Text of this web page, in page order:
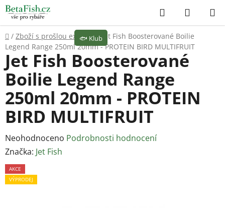
Přejít
na
obsah
Hledat
KOŠÍK
Domů
/ Zboží s prošlou expirací /
Jet Fish Boosterované Boilie
Legend Range 250ml 20mm - PROTEIN BIRD MULTIFRUIT
Jet Fish Boosterované
Boilie Legend Range
250ml 20mm - PROTEIN
BIRD MULTIFRUIT
Průměrné
hodnocení
produktu
je
Neohodnoceno Podrobnosti hodnocení
Značka: Jet Fish
AKCE
VÝPRODEJ
🐟 Klub